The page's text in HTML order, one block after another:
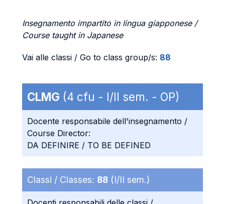
Insegnamento impartito in lingua giapponese /
Course taught in Japanese
Vai alle classi / Go to class group/s: 88
CLMG (4 cfu - I/II sem. - OP)
Docente responsabile dell'insegnamento /
Course Director:
DA DEFINIRE / TO BE DEFINED
Classi / Classes: 88 (I/II sem.)